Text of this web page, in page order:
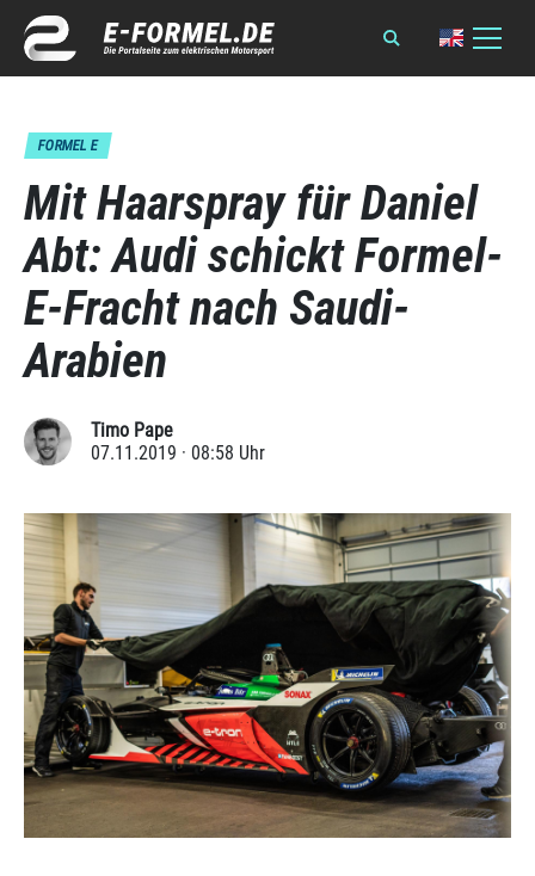
FORMEL E
Mit Haarspray für Daniel
Abt: Audi schickt Formel-
E-Fracht nach Saudi-
Arabien
Timo Pape
07.11.2019 · 08:58 Uhr